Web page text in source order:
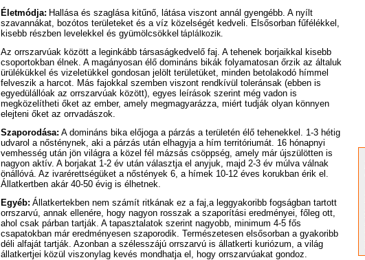
Életmódja: Hallása és szaglása kitűnő, látása viszont annál gyengébb. A nyílt
szavannákat, bozótos területeket és a víz közelségét kedveli. Elsősorban fűfélékkel,
kisebb részben levelekkel és gyümölcsökkel táplálkozik.
Az orrszarvúak között a leginkább társaságkedvelő faj. A tehenek borjaikkal kisebb
csoportokban élnek. A magányosan élő domináns bikák folyamatosan őrzik az általuk
ürülékükkel és vizeletükkel gondosan jelölt területüket, minden betolakodó hímmel
felveszik a harcot. Más fajokkal szemben viszont rendkívül toleránsak (ebben is
egyedülállóak az orrszarvúak között), egyes leírások szerint még vadon is
megközelítheti őket az ember, amely megmagyarázza, miért tudják olyan könnyen
elejteni őket az orrvadászok.
Szaporodása: A domináns bika előjoga a párzás a területén élő tehenekkel. 1-3 hétig
udvarol a nősténynek, aki a párzás után elhagyja a hím territóriumát. 16 hónapnyi
vemhesség után jön világra a közel fél mázsás csöppség, amely már újszülötten is
nagyon aktív. A borjakat 1-2 év után választja el anyjuk, majd 2-3 év múlva válnak
önállóvá. Az ivarérettségüket a nőstények 6, a hímek 10-12 éves korukban érik el.
Állatkertben akár 40-50 évig is élhetnek.
Egyéb: Állatkertekben nem számít ritkának ez a faj,a leggyakoribb fogságban tartott
orrszarvú, annak ellenére, hogy nagyon rosszak a szaporítási eredményei, főleg ott,
ahol csak párban tartják. A tapasztalatok szerint nagyobb, minimum 4-5 fős
csapatokban már eredményesen szaporodik. Természetesen elsősorban a gyakoribb
déli alfaját tartják. Azonban a szélesszájú orrszarvú is állatkerti kuriózum, a világ
állatkertjei közül viszonylag kevés mondhatja el, hogy orrszarvúakat gondoz.